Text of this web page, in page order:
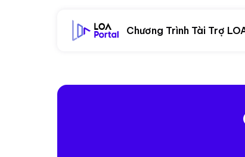
Chương Trình Tài Trợ